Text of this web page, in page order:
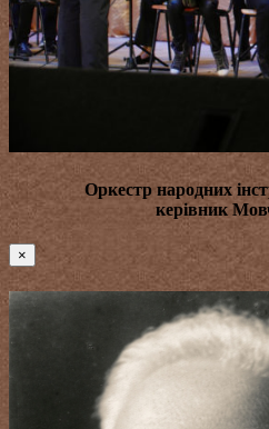
Оркестр народних
керівник
×